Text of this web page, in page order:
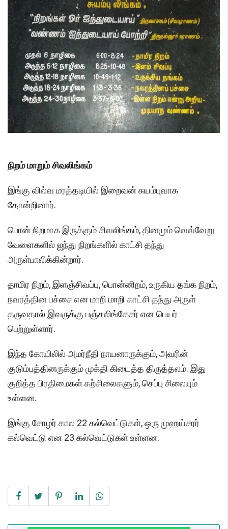
நிறம் மாறும் சிவலிங்கம்
இங்கு வில்வ மரத்தடியில் இறைவன் சுயம்புவாக
தோன்றினார்.
பொன் நிறமாக இருக்கும் சிவலிங்கம், தினமும் வெவ்வேறு
வேளைகளில் ஐந்து நிறங்களில் காட்சி தந்து
அருள்பாலிக்கின்றார்.
தாமிர நிறம், இளஞ்சிவப்பு, பொன்னிறம், உருகிய தங்க நிறம்,
நவரத்தின பச்சை என மாறி மாறி காட்சி தந்து அருள்
தருவதால் இவருக்கு பஞ்சலிங்கேசர் என பெயர்
பெற்றுள்ளார்.
இந்த கோயிலில் அமர்நீதி நாயனாருக்கும், அவரின்
குடும்பத்தினருக்கும் முக்தி கிடைத்த திருத்தலம். இது
குறித்த பிரதிமைகள் கற்சிலைகளும், செப்பு சிலையும்
உள்ளன.
இங்கு சோழர் கால 22 கல்வெட்டுகள், ஒரு முஹய்சரர்
கல்வெட்டு என 23 கல்வெட்டுகள் உள்ளன.